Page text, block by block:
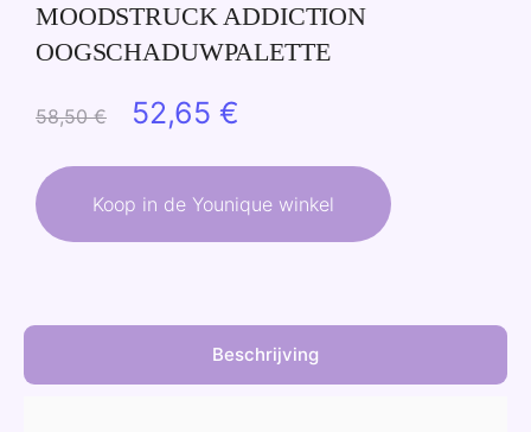
MOODSTRUCK ADDICTION
OOGSCHADUWPALETTE
58,50€
Oorspronkelijke
was:
52,65 €
Koop in de Younique winkel
Beschrijving